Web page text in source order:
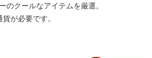
クールなアイテムを厳選。
が必要です。